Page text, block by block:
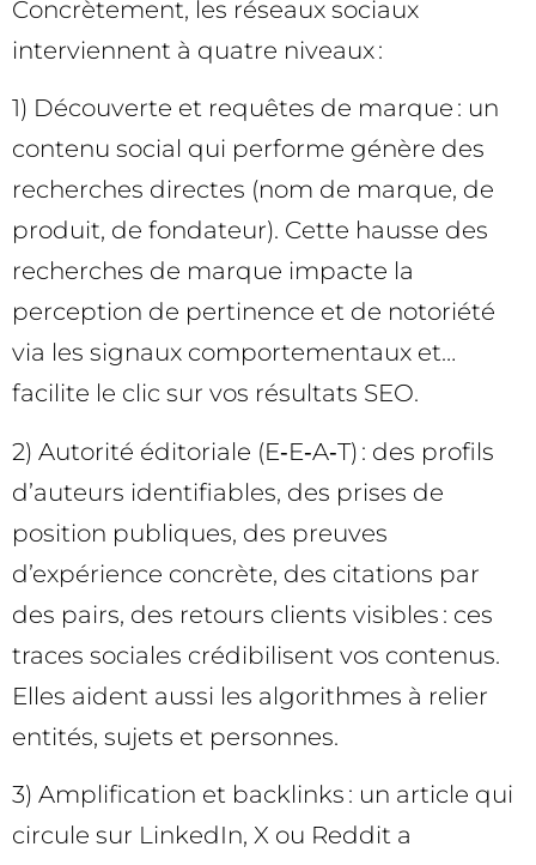
Concrètement, les réseaux sociaux
interviennent à quatre niveaux :
1) Découverte et requêtes de marque : un
contenu social qui performe génère des
recherches directes (nom de marque, de
produit, de fondateur). Cette hausse des
recherches de marque impacte la
perception de pertinence et de notoriété
via les signaux comportementaux et…
facilite le clic sur vos résultats SEO.
2) Autorité éditoriale (E‑E‑A‑T) : des profils
d’auteurs identifiables, des prises de
position publiques, des preuves
d’expérience concrète, des citations par
des pairs, des retours clients visibles : ces
traces sociales crédibilisent vos contenus.
Elles aident aussi les algorithmes à relier
entités, sujets et personnes.
3) Amplification et backlinks : un article qui
circule sur LinkedIn, X ou Reddit a